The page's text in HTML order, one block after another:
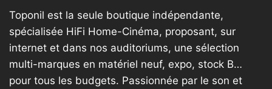
Toponil est la seule boutique indépendante,
spécialisée HiFi Home-Cinéma, proposant, sur
internet et dans nos auditoriums, une sélection
multi-marques en matériel neuf, expo, stock B…
pour tous les budgets. Passionnée par le son et